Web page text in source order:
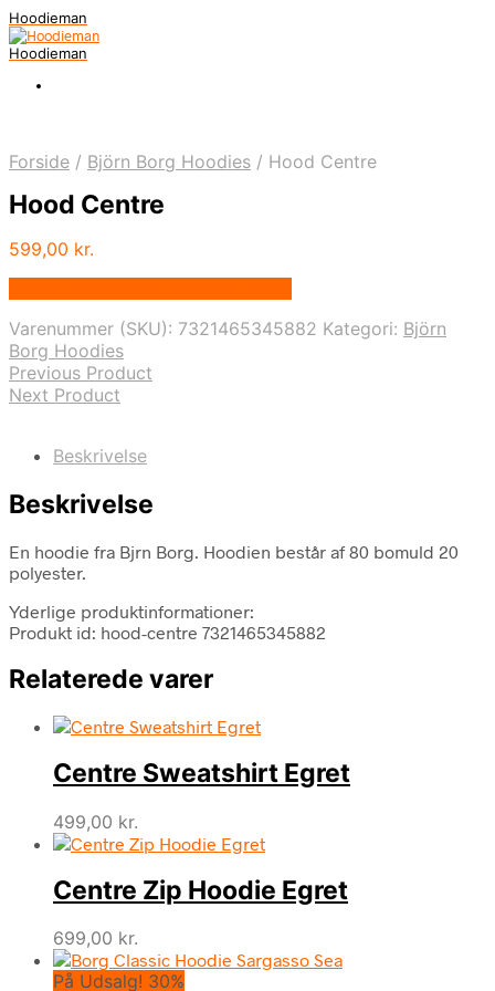
Hoodieman
Hoodieman
Forside / Björn Borg Hoodies / Hood Centre
Hood Centre
599,00 kr.
Varenummer (SKU): 7321465345882 Kategori: Björn
Borg Hoodies
Previous Product
Next Product
Beskrivelse
Beskrivelse
En hoodie fra Bjrn Borg. Hoodien består af 80 bomuld 20
polyester.
Yderlige produktinformationer:
Produkt id: hood-centre 7321465345882
Relaterede varer
Centre Sweatshirt Egret
499,00 kr.
Centre Zip Hoodie Egret
699,00 kr.
På Udsalg! 30%